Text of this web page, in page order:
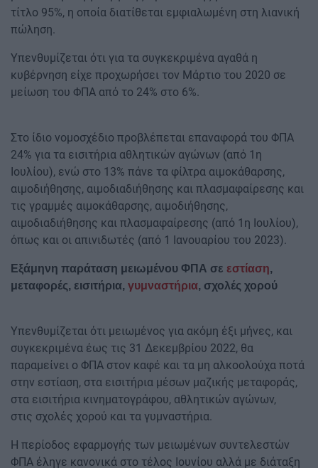
τίτλο 95%, η οποία διατίθεται εμφιαλωμένη στη λιανική
πώληση.
Υπενθυμίζεται ότι για τα συγκεκριμένα αγαθά η
κυβέρνηση είχε προχωρήσει τον Μάρτιο του 2020 σε
μείωση του ΦΠΑ από το 24% στο 6%.
Στο ίδιο νομοσχέδιο προβλέπεται επαναφορά του ΦΠΑ
24% για τα εισιτήρια αθλητικών αγώνων (από 1η
Ιουλίου), ενώ στο 13% πάνε τα φίλτρα αιμοκάθαρσης,
αιμοδιήθησης, αιμοδιαδιήθησης και πλασμαφαίρεσης και
τις γραμμές αιμοκάθαρσης, αιμοδιήθησης,
αιμοδιαδιήθησης και πλασμαφαίρεσης (από 1η Ιουλίου),
όπως και οι απινιδωτές (από 1 Ιανουαρίου του 2023).
Εξάμηνη παράταση μειωμένου ΦΠΑ σε εστίαση,
μεταφορές, εισιτήρια, γυμναστήρια, σχολές χορού
Υπενθυμίζεται ότι μειωμένος για ακόμη έξι μήνες, και
συγκεκριμένα έως τις 31 Δεκεμβρίου 2022, θα
παραμείνει ο ΦΠΑ στον καφέ και τα μη αλκοολούχα ποτά
στην εστίαση, στα εισιτήρια μέσων μαζικής μεταφοράς,
στα εισιτήρια κινηματογράφου, αθλητικών αγώνων,
στις σχολές χορού και τα γυμναστήρια.
Η περίοδος εφαρμογής των μειωμένων συντελεστών
ΦΠΑ έληγε κανονικά στο τέλος Ιουνίου αλλά με διάταξη